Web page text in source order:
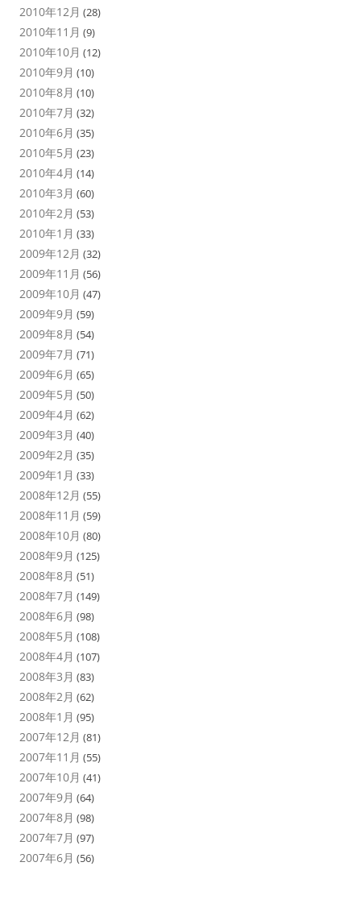
2010年12月 (28)
2010年11月 (9)
2010年10月 (12)
2010年9月 (10)
2010年8月 (10)
2010年7月 (32)
2010年6月 (35)
2010年5月 (23)
2010年4月 (14)
2010年3月 (60)
2010年2月 (53)
2010年1月 (33)
2009年12月 (32)
2009年11月 (56)
2009年10月 (47)
2009年9月 (59)
2009年8月 (54)
2009年7月 (71)
2009年6月 (65)
2009年5月 (50)
2009年4月 (62)
2009年3月 (40)
2009年2月 (35)
2009年1月 (33)
2008年12月 (55)
2008年11月 (59)
2008年10月 (80)
2008年9月 (125)
2008年8月 (51)
2008年7月 (149)
2008年6月 (98)
2008年5月 (108)
2008年4月 (107)
2008年3月 (83)
2008年2月 (62)
2008年1月 (95)
2007年12月 (81)
2007年11月 (55)
2007年10月 (41)
2007年9月 (64)
2007年8月 (98)
2007年7月 (97)
2007年6月 (56)